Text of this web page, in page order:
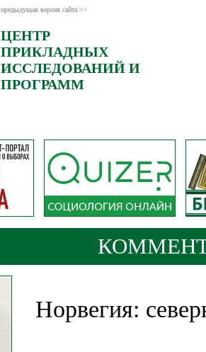
предыдущая версия сайта >>
ЦЕНТР
ПРИКЛАДНЫХ
ИССЛЕДОВАНИЙ И
ПРОГРАММ
Норвегия: